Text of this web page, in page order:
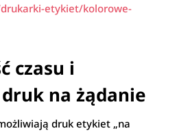
etykiet/kolorowe-
czasu i
na żądanie
druk etykiet „na